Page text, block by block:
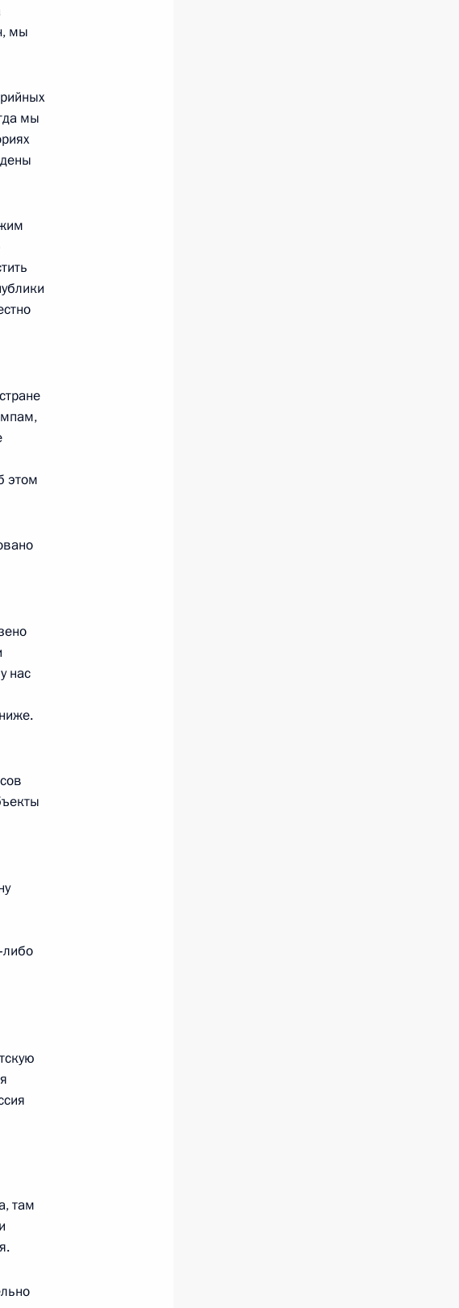
мы
мы
этом
нас
там